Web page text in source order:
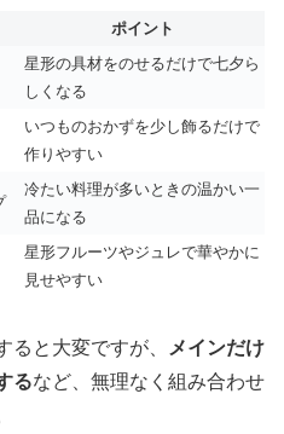
ポイント
星形の具材をのせるだけで七夕ら
しくなる
いつものおかずを少し飾るだけで
作りやすい
冷たい料理が多いときの温かい一
品になる
星形フルーツやジュレで華やかに
見せやすい
ると大変ですが、
メインだけ
るなど、無理なく組み合わせ